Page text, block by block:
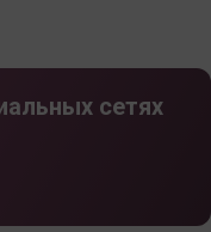
сетях